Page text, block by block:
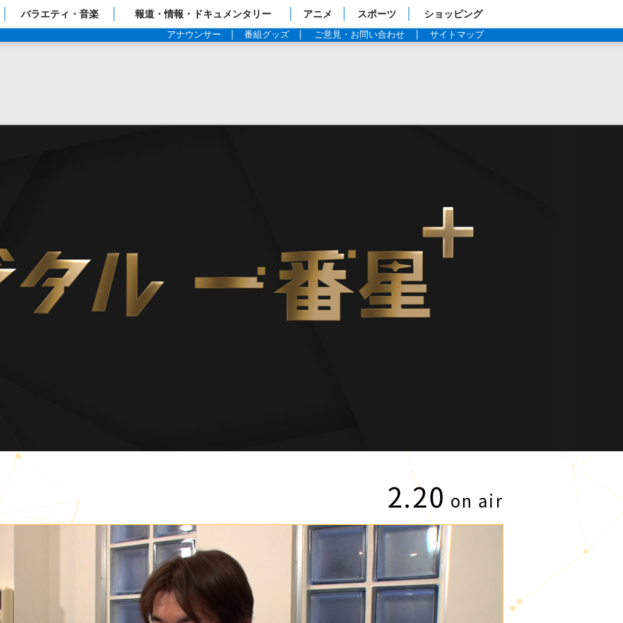
プページ
バラエティ・音楽 報道・情報・ドキュメンタリー アニメ スポーツ ショッピング
アナウンサー 番組グッズ ご意見・お問い合わせ サイトマップ
2.20 on air